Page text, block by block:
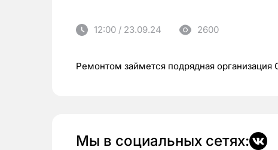
12:00 / 23.09.24 2600
Ремонтом займется подрядная
Мы в социальных сетях: